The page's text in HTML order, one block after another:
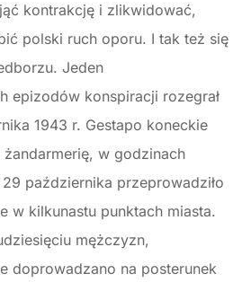
kontrakcję i zlikwidować,
polski ruch oporu. I tak też się
Jeden
epizodów konspiracji rozegrał
1943 r. Gestapo koneckie
w godzinach
października przeprowadziło
w kilkunastu punktach miasta.
mężczyzn,
doprowadzano na posterunek